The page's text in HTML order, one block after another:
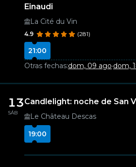
Einaudi
La Cité du Vin
4.9 (281)
21:00
Otras fechas:dom, 09 ago·dom,
13
SÁB
Candlelight: noche de San
Le Château Descas
19:00